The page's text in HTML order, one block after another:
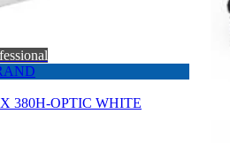
380H-OPTIC WHITE